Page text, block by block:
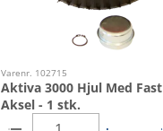
Varenr. 102715
Aktiva 3000 Hjul Med Fast
Aksel - 1 stk.